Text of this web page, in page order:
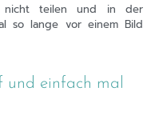
nicht teilen und in der
so lange vor einem Bild
und einfach mal